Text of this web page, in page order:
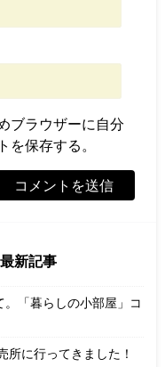
ブラウザーに自分
を保存する。
新記事
「暮らしの小部屋」コ
所に行ってきました！